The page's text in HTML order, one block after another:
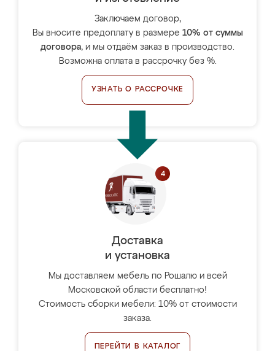
Заключаем договор,
Вы вносите предоплату в размере 10% от суммы
договора, и мы отдаём заказ в производство.
Возможна оплата в рассрочку без %.
УЗНАТЬ О РАССРОЧКЕ
Доставка
и установка
Мы доставляем мебель по Рошалю и всей
Московской области бесплатно!
Стоимость сборки мебели: 10% от стоимости
заказа.
ПЕРЕЙТИ В КАТАЛОГ